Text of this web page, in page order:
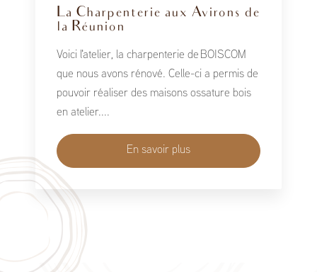
La Charpenterie aux Avirons de
la Réunion
Voici l'atelier, la charpenterie de BOISCOM
que nous avons rénové. Celle-ci a permis de
pouvoir réaliser des maisons ossature bois
en atelier....
En savoir plus